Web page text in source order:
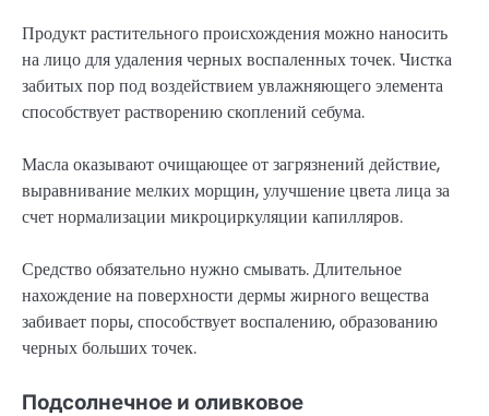
Продукт растительного происхождения можно наносить
на лицо для удаления черных воспаленных точек. Чистка
забитых пор под воздействием увлажняющего элемента
способствует растворению скоплений себума.
Масла оказывают очищающее от загрязнений действие,
выравнивание мелких морщин, улучшение цвета лица за
счет нормализации микроциркуляции капилляров.
Средство обязательно нужно смывать. Длительное
нахождение на поверхности дермы жирного вещества
забивает поры, способствует воспалению, образованию
черных больших точек.
Подсолнечное и оливковое